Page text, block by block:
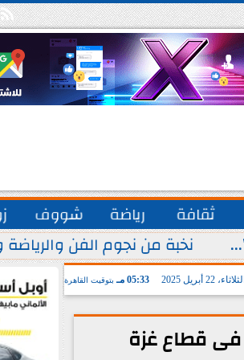

ثقافة رياضة شووف
نخبة من نجوم الفن
الثلاثاء، 22 أبريل 2025 05:33 مـ بتوقيت القاهرة
فى قطاع غزة